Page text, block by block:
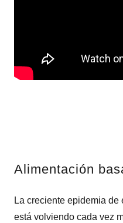
Alimentación
La creciente epidemia
está volviendo cada vez